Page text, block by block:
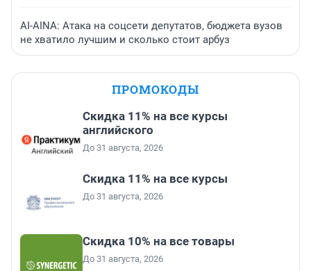
AI-AINA: Атака на соцсети депутатов, бюджета вузов
не хватило лучшим и сколько стоит арбуз
ПРОМОКОДЫ
Скидка 11% на все курсы
английского
До 31 августа, 2026
Скидка 11% на все курсы
До 31 августа, 2026
Скидка 10% на все товары
До 31 августа, 2026